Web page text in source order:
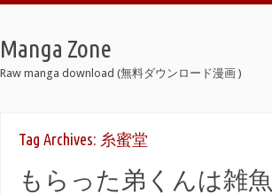
Manga Zone
Raw manga download (無料ダウンロード漫画 )
Tag Archives: 糸蜜堂
もらった弟くんは雑